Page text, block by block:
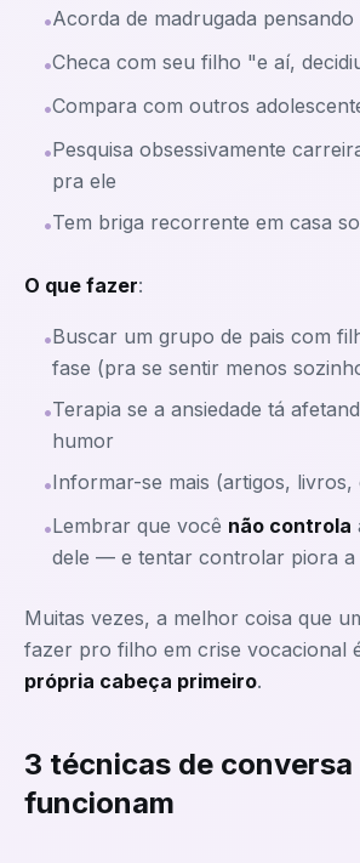
•Acorda de madrugada pensando
•Checa com seu filho "e aí,
•Compara com outros
•Pesquisa obsessivamente
pra ele
•Tem briga recorrente em casa
O que fazer:
•Buscar um grupo de pais com
fase (pra se sentir menos
•Terapia se a ansiedade tá
humor
•Informar-se mais (artigos, livros,
•Lembrar que você não controla
dele — e tentar controlar piora a
Muitas vezes, a melhor coisa que
fazer pro filho em crise vocacional
própria cabeça primeiro.
3 técnicas de conversa
funcionam